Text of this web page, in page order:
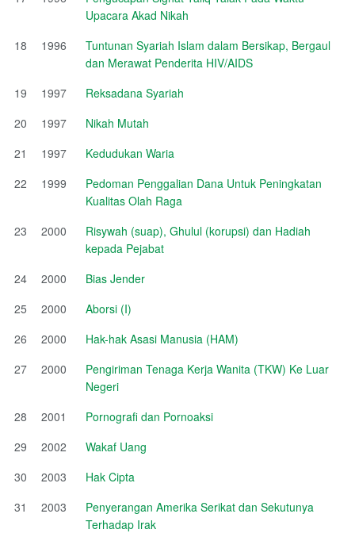
Upacara Akad Nikah
18
1996
Tuntunan Syariah Islam dalam Bersikap, Bergaul
dan Merawat Penderita HIV/AIDS
19
1997
Reksadana Syariah
20
1997
Nikah Mutah
21
1997
Kedudukan Waria
22
1999
Pedoman Penggalian Dana Untuk Peningkatan
Kualitas Olah Raga
23
2000
Risywah (suap), Ghulul (korupsi) dan Hadiah
kepada Pejabat
24
2000
Bias Jender
25
2000
Aborsi (I)
26
2000
Hak-hak Asasi Manusia (HAM)
27
2000
Pengiriman Tenaga Kerja Wanita (TKW) Ke Luar
Negeri
28
2001
Pornografi dan Pornoaksi
29
2002
Wakaf Uang
30
2003
Hak Cipta
31
2003
Penyerangan Amerika Serikat dan Sekutunya
Terhadap Irak